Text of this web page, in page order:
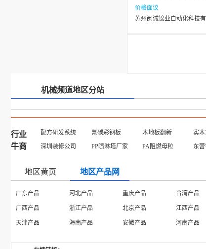
化科技供应
价格面议
苏州闽诚锦业自动化科技
机械频道地区分站
行业
牛商
配方研发系统 氟碳彩钢板 木地板翻新 实木
深圳装修公司
PP喷淋塔厂家 PA阻燃母粒 东
地区黄页 地区产品网
广东产品 河北产品 重庆产品 台湾产品
广西产品 浙江产品 北京产品 江西产品
天津产品 海南产品 安徽产品 河南产品